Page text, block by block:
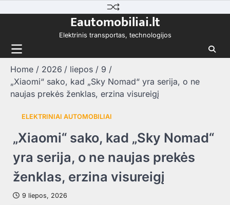
Eautomobiliai.lt
Elektrinis transportas, technologijos
Home 2026 liepos
9
„Xiaomi“ sako, kad „Sky Nomad“ yra serija, o ne
naujas prekės ženklas, erzina visureigį
ELEKTRINIAI AUTOMOBILIAI
„Xiaomi“ sako, kad „Sky Nomad“
yra serija, o ne naujas prekės
ženklas, erzina visureigį
9 liepos, 2026